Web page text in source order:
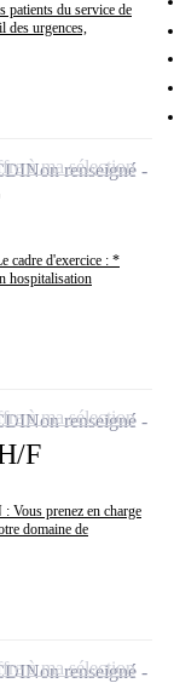
patients du service de
des urgences,
cadre d'exercice : *
hospitalisation
Non renseigné
à ma sélection
F
Vous prenez en charge
domaine de
Non renseigné
à ma sélection
Non renseigné
à ma sélection